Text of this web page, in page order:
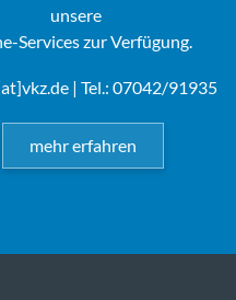
unsere
Services zur Verfügung.
| Tel.: 07042/91935
mehr erfahren